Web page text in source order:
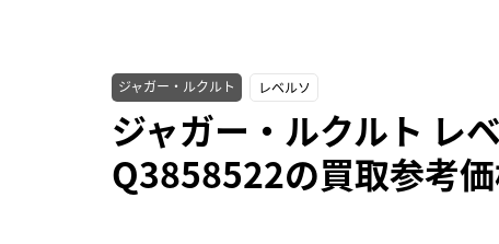
ジャガー・ルクルト レベルソ
ジャガー・ルクルト レ
Q3858522の買取参考